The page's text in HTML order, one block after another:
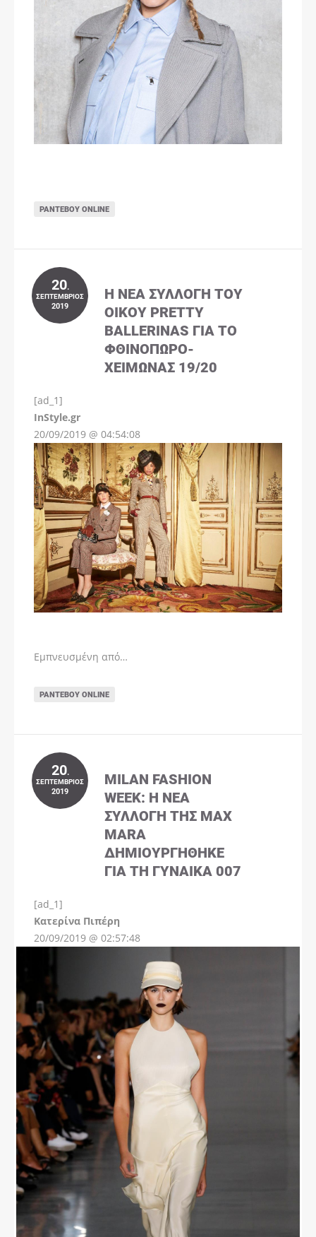
ΡΑΝΤΕΒΟΎ ONLINE
20.
ΣΕΠΤΈΜΒΡΙΟΣ
2019
Η ΝΈΑ ΣΥΛΛΟΓΉ ΤΟΥ
ΟΊΚΟΥ PRETTY
BALLERINAS ΓΙΑ ΤΟ
ΦΘΙΝΌΠΩΡΟ-
ΧΕΙΜΏΝΑΣ 19/20
[ad_1]
InStyle.gr
20/09/2019 @ 04:54:08
Εμπνευσμένη από…
ΡΑΝΤΕΒΟΎ ONLINE
20.
ΣΕΠΤΈΜΒΡΙΟΣ
2019
MILAN FASHION
WEEK: Η ΝΈΑ
ΣΥΛΛΟΓΉ ΤΗΣ MAX
MARA
ΔΗΜΙΟΥΡΓΉΘΗΚΕ
ΓΙΑ ΤΗ ΓΥΝΑΊΚΑ 007
[ad_1]
Kατερίνα Πιπέρη
20/09/2019 @ 02:57:48